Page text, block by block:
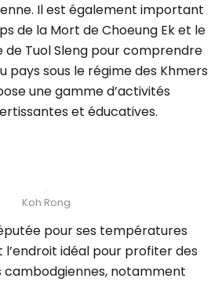
Il est également important
de la Mort de Choeung Ek et le
de Tuol Sleng pour comprendre
pays sous le régime des Khmers
une gamme d’activités
et éducatives.
Koh Rong
pour ses températures
l’endroit idéal pour profiter des
cambodgiennes, notamment